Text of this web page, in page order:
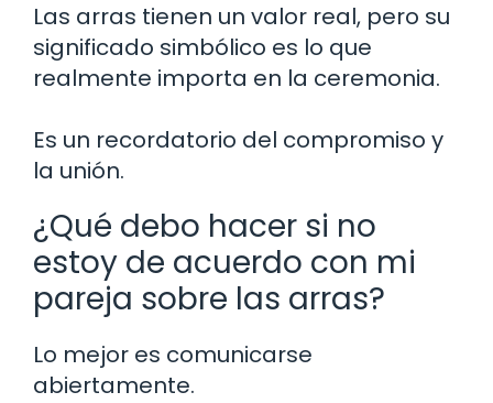
Las arras tienen un valor real, pero su
significado simbólico es lo que
realmente importa en la ceremonia.
Es un recordatorio del compromiso y
la unión.
¿Qué debo hacer si no
estoy de acuerdo con mi
pareja sobre las arras?
Lo mejor es comunicarse
abiertamente.